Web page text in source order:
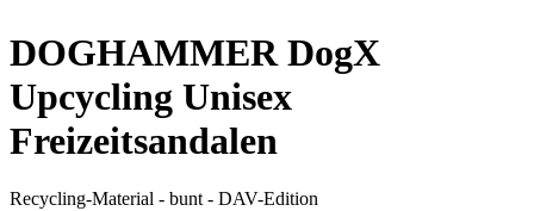
DOGHAMMER DogX
Upcycling Unisex
Freizeitsandalen
Recycling-Material - bunt - DAV-Edition